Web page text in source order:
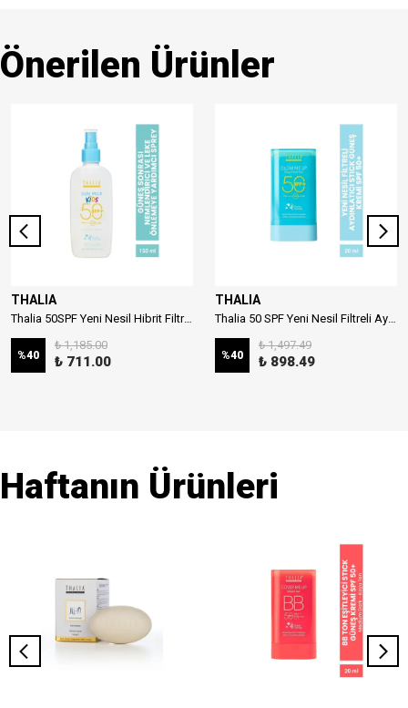
Önerilen Ürünler
THALIA
Thalia 50SPF Yeni Nesil Hibrit Filtreli Çocuk Güneş Sütü 150ml
%40
₺ 1,185.00
₺ 711.00
THALIA
%40
₺ 1,497.49
₺ 898.49
Haftanın Ürünleri